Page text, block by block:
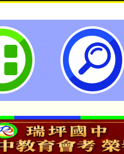
市114年度AI
令營」-桃園